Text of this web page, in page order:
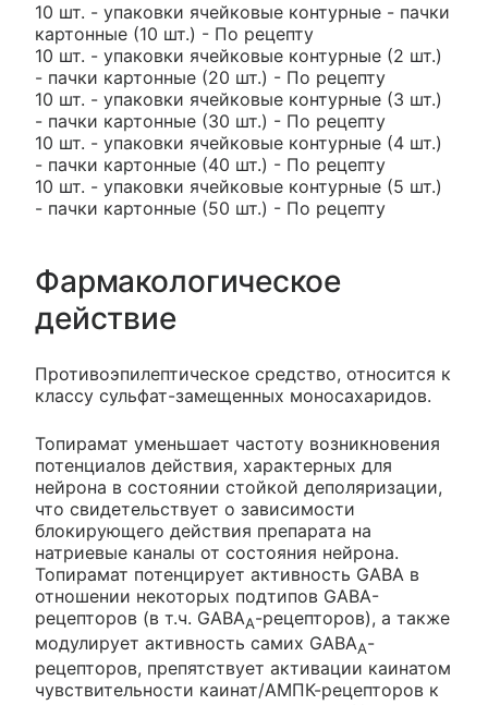
10 шт. - упаковки ячейковые контурные - пачки
картонные (10 шт.) - По рецепту
10 шт. - упаковки ячейковые контурные (2 шт.)
- пачки картонные (20 шт.) - По рецепту
10 шт. - упаковки ячейковые контурные (3 шт.)
- пачки картонные (30 шт.) - По рецепту
10 шт. - упаковки ячейковые контурные (4 шт.)
- пачки картонные (40 шт.) - По рецепту
10 шт. - упаковки ячейковые контурные (5 шт.)
- пачки картонные (50 шт.) - По рецепту
Фармакологическое
действие
Противоэпилептическое средство, относится к
классу сульфат-замещенных моносахаридов.
Топирамат уменьшает частоту возникновения
потенциалов действия, характерных для
нейрона в состоянии стойкой деполяризации,
что свидетельствует о зависимости
блокирующего действия препарата на
натриевые каналы от состояния нейрона.
Топирамат потенцирует активность GABA в
отношении некоторых подтипов GABA-
рецепторов (в т.ч. GABAA-рецепторов), а также
модулирует активность самих GABAA-
рецепторов, препятствует активации каинатом
чувствительности каинат/АМПК-рецепторов к